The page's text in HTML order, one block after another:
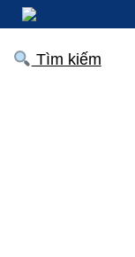
Tìm kiếm